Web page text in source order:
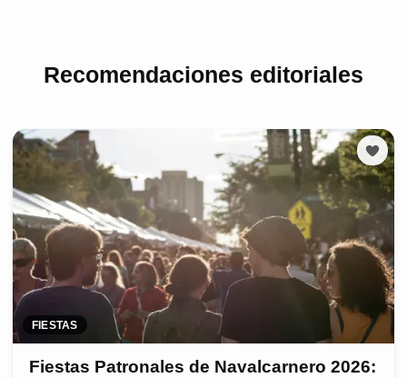
Recomendaciones editoriales
FIESTAS
Fiestas Patronales de Navalcarnero 2026: